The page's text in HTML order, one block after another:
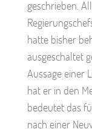
geschrieben.
hatte bisher
ausgeschaltet
Aussage einer
hat er in den
bedeutet das
nach einer